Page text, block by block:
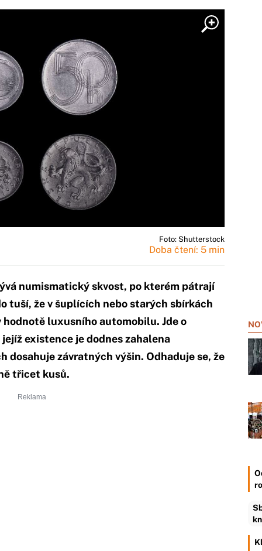
Foto: Shutterstock
Doba čtení: 5 min
numismatický skvost, po kterém pátrají
tuší, že v šuplících nebo starých sbírkách
luxusního automobilu. Jde o
existence je dodnes zahalena
dosahuje závratných výšin. Odhaduje se, že
třicet kusů.